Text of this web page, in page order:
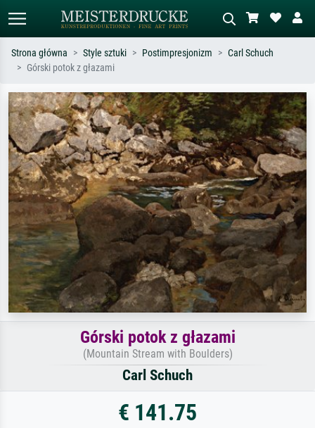
Szukaj wg artysty, tytułu lub stylu – np.
Monet, Gwiaździsta noc,
impresjonizm, fala Hokusaia, akt.
Opisz scenę – np. zielona łąka,
abstrakcja z czerwienią, ciemny olej,
stojący akt obok drzewa.
Strona główna Style sztuki Postimpresjonizm
Carl Schuch
Górski potok z głazami
Górski potok z głazami
(Mountain Stream with Boulders)
Carl Schuch
€ 141.75